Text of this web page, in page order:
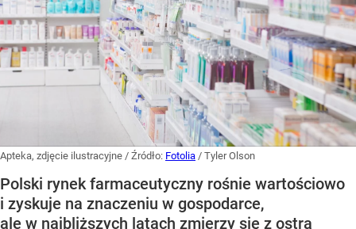
Apteka, zdjęcie ilustracyjne / Źródło: Fotolia / Tyler Olson
Polski rynek farmaceutyczny rośnie wartościowo
i zyskuje na znaczeniu w gospodarce,
ale w najbliższych latach zmierzy się z ostrą